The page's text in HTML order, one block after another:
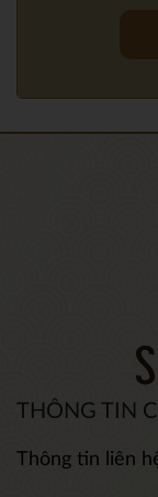
THÔNG TIN
Thông tin liên